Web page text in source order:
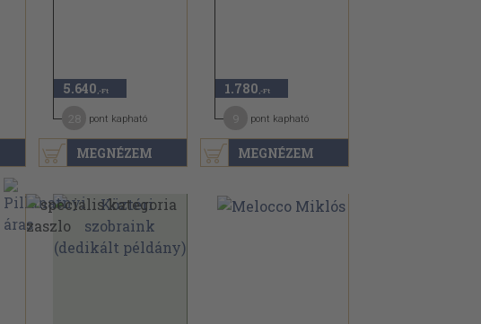
MEGNÉZEM
5.640 ,-Ft
pont kapható
MEGNÉZEM
1.780 ,-Ft
pont kapható